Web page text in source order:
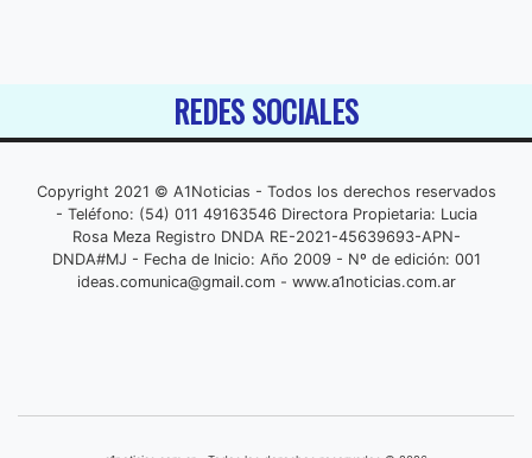
REDES SOCIALES
Copyright 2021 © A1Noticias - Todos los derechos reservados
- Teléfono: (54) 011 49163546 Directora Propietaria: Lucia
Rosa Meza Registro DNDA RE-2021-45639693-APN-
DNDA#MJ - Fecha de Inicio: Año 2009 - Nº de edición: 001
ideas.comunica@gmail.com- www.a1noticias.com.ar